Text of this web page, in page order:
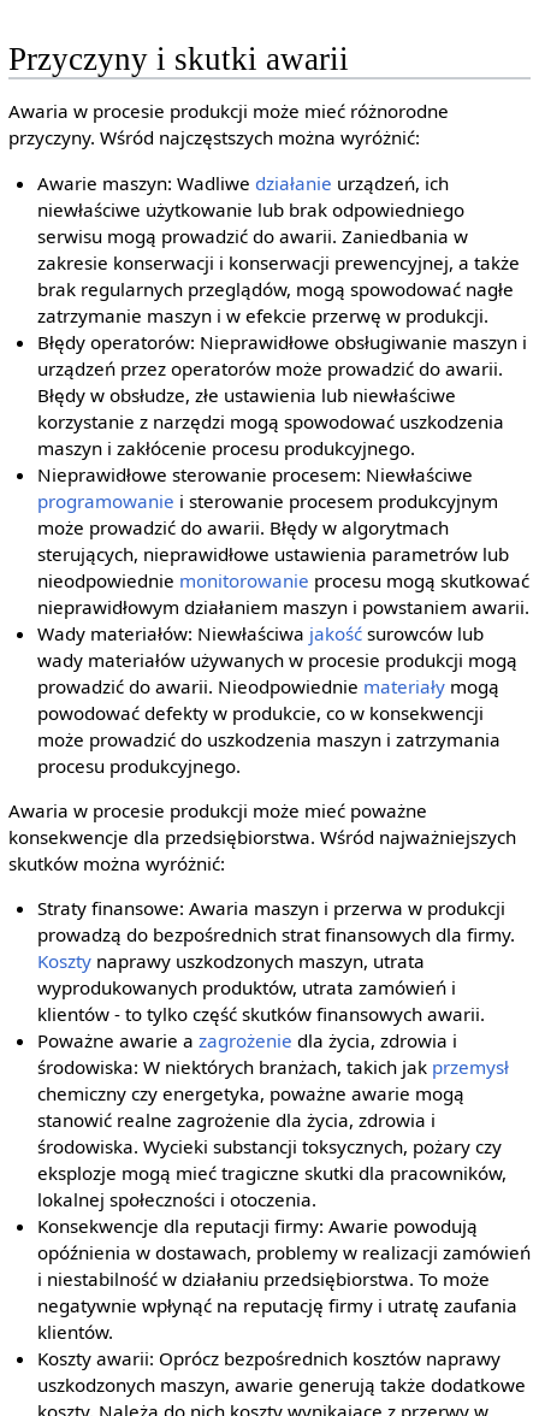
Przyczyny i skutki awarii
Awaria w procesie produkcji może mieć różnorodne
przyczyny. Wśród najczęstszych można wyróżnić:
Awarie maszyn: Wadliwe działanie urządzeń, ich
niewłaściwe użytkowanie lub brak odpowiedniego
serwisu mogą prowadzić do awarii. Zaniedbania w
zakresie konserwacji i konserwacji prewencyjnej, a także
brak regularnych przeglądów, mogą spowodować nagłe
zatrzymanie maszyn i w efekcie przerwę w produkcji.
Błędy operatorów: Nieprawidłowe obsługiwanie maszyn i
urządzeń przez operatorów może prowadzić do awarii.
Błędy w obsłudze, złe ustawienia lub niewłaściwe
korzystanie z narzędzi mogą spowodować uszkodzenia
maszyn i zakłócenie procesu produkcyjnego.
Nieprawidłowe sterowanie procesem: Niewłaściwe
programowanie i sterowanie procesem produkcyjnym
może prowadzić do awarii. Błędy w algorytmach
sterujących, nieprawidłowe ustawienia parametrów lub
nieodpowiednie monitorowanie procesu mogą skutkować
nieprawidłowym działaniem maszyn i powstaniem awarii.
Wady materiałów: Niewłaściwa jakość surowców lub
wady materiałów używanych w procesie produkcji mogą
prowadzić do awarii. Nieodpowiednie materiały mogą
powodować defekty w produkcie, co w konsekwencji
może prowadzić do uszkodzenia maszyn i zatrzymania
procesu produkcyjnego.
Awaria w procesie produkcji może mieć poważne
konsekwencje dla przedsiębiorstwa. Wśród najważniejszych
skutków można wyróżnić:
Straty finansowe: Awaria maszyn i przerwa w produkcji
prowadzą do bezpośrednich strat finansowych dla firmy.
Koszty naprawy uszkodzonych maszyn, utrata
wyprodukowanych produktów, utrata zamówień i
klientów - to tylko część skutków finansowych awarii.
Poważne awarie azagrożenie dla życia, zdrowia i
środowiska: W niektórych branżach, takich jak przemysł
chemiczny czy energetyka, poważne awarie mogą
stanowić realne zagrożenie dla życia, zdrowia i
środowiska. Wycieki substancji toksycznych, pożary czy
eksplozje mogą mieć tragiczne skutki dla pracowników,
lokalnej społeczności i otoczenia.
Konsekwencje dla reputacji firmy: Awarie powodują
opóźnienia w dostawach, problemy w realizacji zamówień
i niestabilność w działaniu przedsiębiorstwa. To może
negatywnie wpłynąć na reputację firmy i utratę zaufania
klientów.
Koszty awarii: Oprócz bezpośrednich kosztów naprawy
uszkodzonych maszyn, awarie generują także dodatkowe
koszty. Należą do nich koszty wynikające z przerwy w